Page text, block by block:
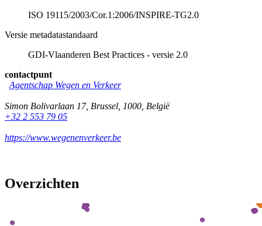
ISO 19115/2003/Cor.1:2006/INSPIRE-TG2.0
Versie metadatastandaard
GDI-Vlaanderen Best Practices - versie 2.0
contactpunt
Agentschap Wegen en Verkeer
Simon Bolivarlaan 17, Brussel 1000 België
+32 2 553 79 05
https://www.wegenenverkeer.be
Overzichten